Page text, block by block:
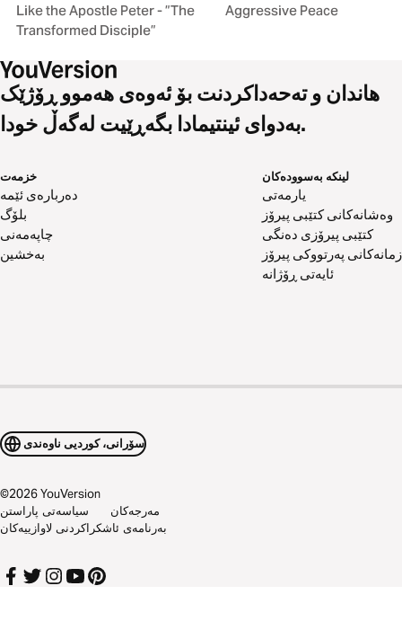
Like the Apostle Peter - ”The
Transformed Disciple”
Aggressive Peace
هاندان و تەحەداکردنت بۆ ئەوەی هەموو ڕۆژێک
بەدوای ئینتیمادا بگەڕێیت لەگەڵ خودا.
خزمەت
دەربارەی ئێمە
بلۆگ
چاپەمەنی
بەخشین
لینکە بەسوودەکان
یارمەتی
وەشانەکانی کتێبی پیرۆز
کتێبی پیرۆزی دەنگی
زمانەکانی پەرتووکی پیرۆز
ئایەتی ڕۆژانە
سۆرانی، کوردیی ناوەندی
©2026YouVersion
سیاسەتی پاراستن
مەرجەکان
بەرنامەی ئاشکراکردنی لاوازییەکان